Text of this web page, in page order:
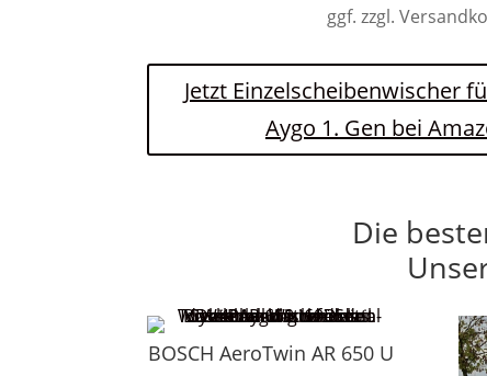
ggf. zzgl.
Jetzt Einzelscheibenwischer
Aygo 1. Gen bei
Die
BOSCH AeroTwin AR 650 U